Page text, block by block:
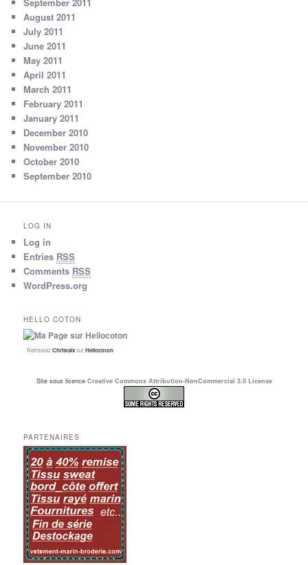
September 2011
August 2011
July 2011
June 2011
May 2011
April 2011
March 2011
February 2011
January 2011
December 2010
November 2010
October 2010
September 2010
LOG IN
Log in
Entries RSS
Comments RSS
WordPress.org
HELLO COTON
RetrouvezChristalxsurHellocoton
Site sous licence Creative Commons Attribution-NonCommercial 3.0 License
PARTENAIRES